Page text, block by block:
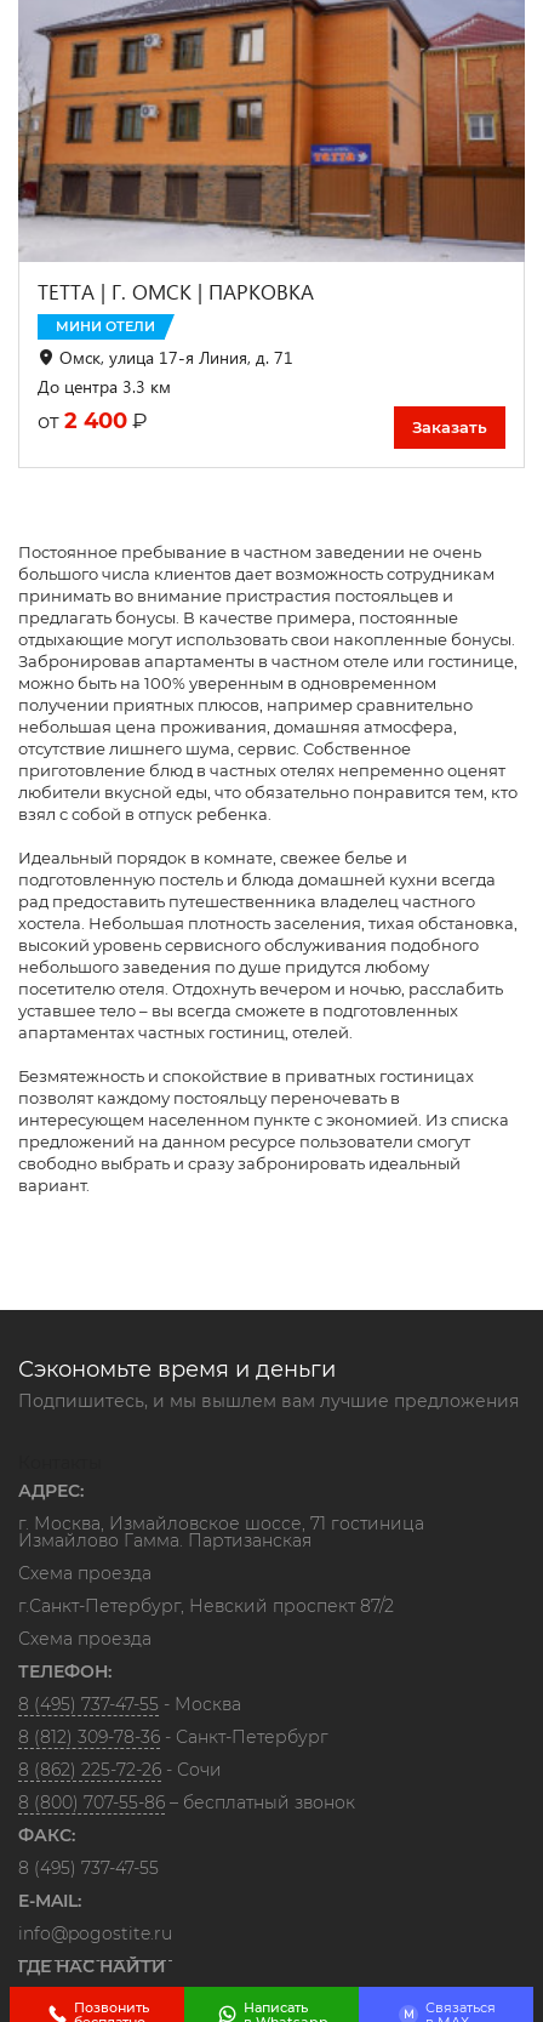
ТЕТТА | Г. ОМСК | ПАРКОВКА
МИНИ ОТЕЛИ
Омск, улица 17-я Линия, д. 71
До центра 3.3 км
от 2 400 ₽ Заказать
Постоянное пребывание в частном заведении не очень
большого числа клиентов дает возможность сотрудникам
принимать во внимание пристрастия постояльцев и
предлагать бонусы. В качестве примера, постоянные
отдыхающие могут использовать свои накопленные бонусы.
Забронировав апартаменты в частном отеле или гостинице,
можно быть на 100% уверенным в одновременном
получении приятных плюсов, например сравнительно
небольшая цена проживания, домашняя атмосфера,
отсутствие лишнего шума, сервис. Собственное
приготовление блюд в частных отелях непременно оценят
любители вкусной еды, что обязательно понравится тем, кто
взял с собой в отпуск ребенка.
Идеальный порядок в комнате, свежее белье и
подготовленную постель и блюда домашней кухни всегда
рад предоставить путешественника владелец частного
хостела. Небольшая плотность заселения, тихая обстановка,
высокий уровень сервисного обслуживания подобного
небольшого заведения по душе придутся любому
посетителю отеля. Отдохнуть вечером и ночью, расслабить
уставшее тело – вы всегда сможете в подготовленных
апартаментах частных гостиниц, отелей.
Безмятежность и спокойствие в приватных гостиницах
позволят каждому постояльцу переночевать в
интересующем населенном пункте с экономией. Из списка
предложений на данном ресурсе пользователи смогут
свободно выбрать и сразу забронировать идеальный
вариант.
Сэкономьте время и деньги
Подпишитесь, и мы вышлем вам лучшие предложения
АДРЕС:
г. Москва, Измайловское шоссе, 71 гостиница
Измайлово Гамма. Партизанская
Схема проезда
г.Санкт-Петербург, Невский проспект 87/2
Схема проезда
ТЕЛЕФОН:
8 (495) 737-47-55 - Москва
8 (812) 309-78-36 - Санкт-Петербург
8 (862) 225-72-26 - Сочи
8 (800) 707-55-86 – бесплатный звонок
ФАКС:
8 (495) 737-47-55
E-MAIL:
info@pogostite.ru
ГДЕ НАС НАЙТИ
Позвонить
Написать
M
Связаться